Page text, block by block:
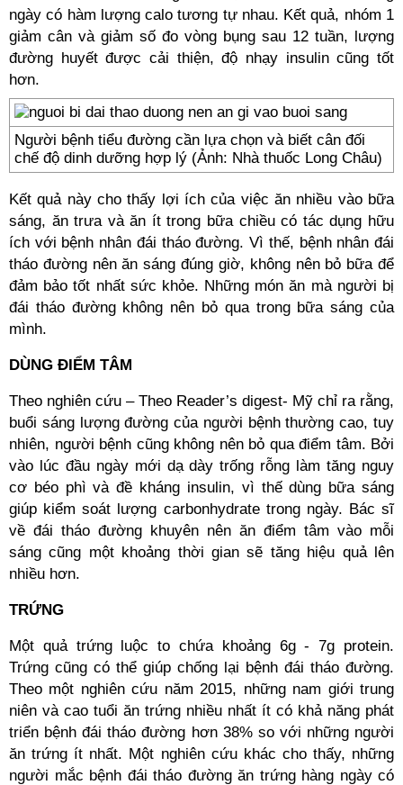
ngày có hàm lượng calo tương tự nhau. Kết quả, nhóm 1
giảm cân và giảm số đo vòng bụng sau 12 tuần, lượng
đường huyết được cải thiện, độ nhạy insulin cũng tốt
hơn.
Người bệnh tiểu đường cần lựa chọn và biết cân đối
chế độ dinh dưỡng hợp lý (Ảnh: Nhà thuốc Long Châu)
Kết quả này cho thấy lợi ích của việc ăn nhiều vào bữa
sáng, ăn trưa và ăn ít trong bữa chiều có tác dụng hữu
ích với bệnh nhân đái tháo đường. Vì thế, bệnh nhân đái
tháo đường nên ăn sáng đúng giờ, không nên bỏ bữa để
đảm bảo tốt nhất sức khỏe. Những món ăn mà người bị
đái tháo đường không nên bỏ qua trong bữa sáng của
mình.
DÙNG ĐIỂM TÂM
Theo nghiên cứu – Theo Reader’s digest- Mỹ chỉ ra rằng,
buổi sáng lượng đường của người bệnh thường cao, tuy
nhiên, người bệnh cũng không nên bỏ qua điểm tâm. Bởi
vào lúc đầu ngày mới dạ dày trống rỗng làm tăng nguy
cơ béo phì và đề kháng insulin, vì thế dùng bữa sáng
giúp kiểm soát lượng carbonhydrate trong ngày. Bác sĩ
về đái tháo đường khuyên nên ăn điểm tâm vào mỗi
sáng cũng một khoảng thời gian sẽ tăng hiệu quả lên
nhiều hơn.
TRỨNG
Một quả trứng luộc to chứa khoảng 6g - 7g protein.
Trứng cũng có thể giúp chống lại bệnh đái tháo đường.
Theo một nghiên cứu năm 2015, những nam giới trung
niên và cao tuổi ăn trứng nhiều nhất ít có khả năng phát
triển bệnh đái tháo đường hơn 38% so với những người
ăn trứng ít nhất. Một nghiên cứu khác cho thấy, những
người mắc bệnh đái tháo đường ăn trứng hàng ngày có